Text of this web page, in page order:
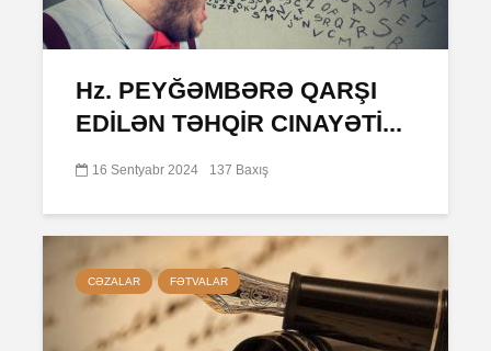
Hz. PEYĞƏMBƏRƏ QARŞI
EDİLƏN TƏHQİR CINAYƏTİ...
16 Sentyabr 2024 137 Baxış
CƏZALAR FƏTVALAR